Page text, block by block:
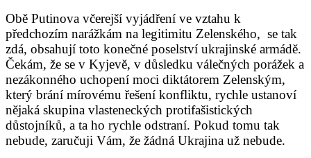
Obě Putinova včerejší vyjádření ve vztahu k
předchozím narážkám na legitimitu Zelenského, se tak
zdá, obsahují toto konečné poselství ukrajinské armádě.
Čekám, že se v Kyjevě, v důsledku válečných porážek a
nezákonného uchopení moci diktátorem Zelenským,
který brání mírovému řešení konfliktu, rychle ustanoví
nějaká skupina vlasteneckých protifašistických
důstojníků, a ta ho rychle odstraní. Pokud tomu tak
nebude, zaručuji Vám, že žádná Ukrajina už nebude.